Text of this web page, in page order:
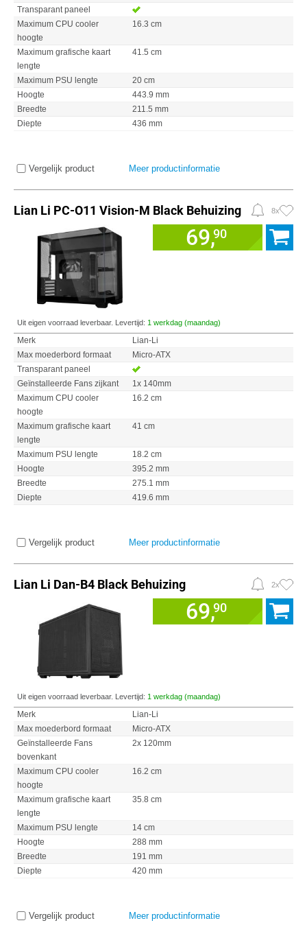
Transparant paneel
Maximum CPU cooler
hoogte
16.3 cm
Maximum grafische kaart
lengte
41.5 cm
Maximum PSU lengte
20 cm
Hoogte
443.9 mm
Breedte
211.5 mm
Diepte
436 mm
Vergelijk product Meer productinformatie
Lian Li PC-O11 Vision-M Black Behuizing 8x
69,90
Uit eigen voorraad leverbaar. Levertijd: 1 werkdag (maandag)
Merk
Lian-Li
Max moederbord formaat
Micro-ATX
Transparant paneel
Geïnstalleerde Fans zijkant
1x 140mm
Maximum CPU cooler
hoogte
16.2 cm
Maximum grafische kaart
lengte
41 cm
Maximum PSU lengte
18.2 cm
Hoogte
395.2 mm
Breedte
275.1 mm
Diepte
419.6 mm
Vergelijk product Meer productinformatie
Lian Li Dan-B4 Black Behuizing 2x
69,90
Uit eigen voorraad leverbaar. Levertijd: 1 werkdag (maandag)
Merk
Lian-Li
Max moederbord formaat
Micro-ATX
Geïnstalleerde Fans
bovenkant
2x 120mm
Maximum CPU cooler
hoogte
16.2 cm
Maximum grafische kaart
lengte
35.8 cm
Maximum PSU lengte
14 cm
Hoogte
288 mm
Breedte
191 mm
Diepte
420 mm
Vergelijk product Meer productinformatie